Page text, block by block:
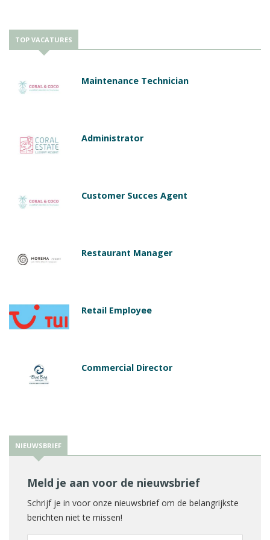
TOP VACATURES
Maintenance Technician
Administrator
Customer Succes Agent
Restaurant Manager
Retail Employee
Commercial Director
NIEUWSBRIEF
Meld je aan voor de nieuwsbrief
Schrijf je in voor onze nieuwsbrief om de belangrijkste
berichten niet te missen!